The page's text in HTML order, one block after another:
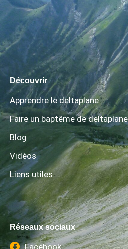
Découvrir
Apprendre le deltaplane
Faire un baptême de deltaplane
Blog
Vidéos
Liens utiles
Réseaux sociaux
Facebook